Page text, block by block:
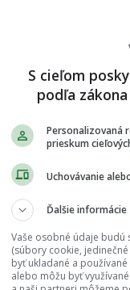
S cieľom
podľa
Personalizovaná
prieskum
Uchovávanie
Ďalšie informácie
Vaše osobné údaje budú
(súbory cookie,
byť ukladané a
alebo môžu byť